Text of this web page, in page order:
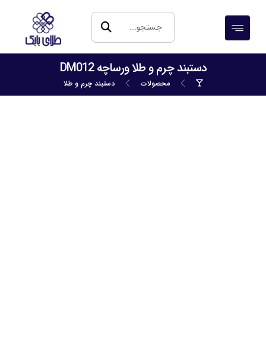
دستبند چرم و طلا ورساچه DM012
محصولات دستبند چرم و طلا